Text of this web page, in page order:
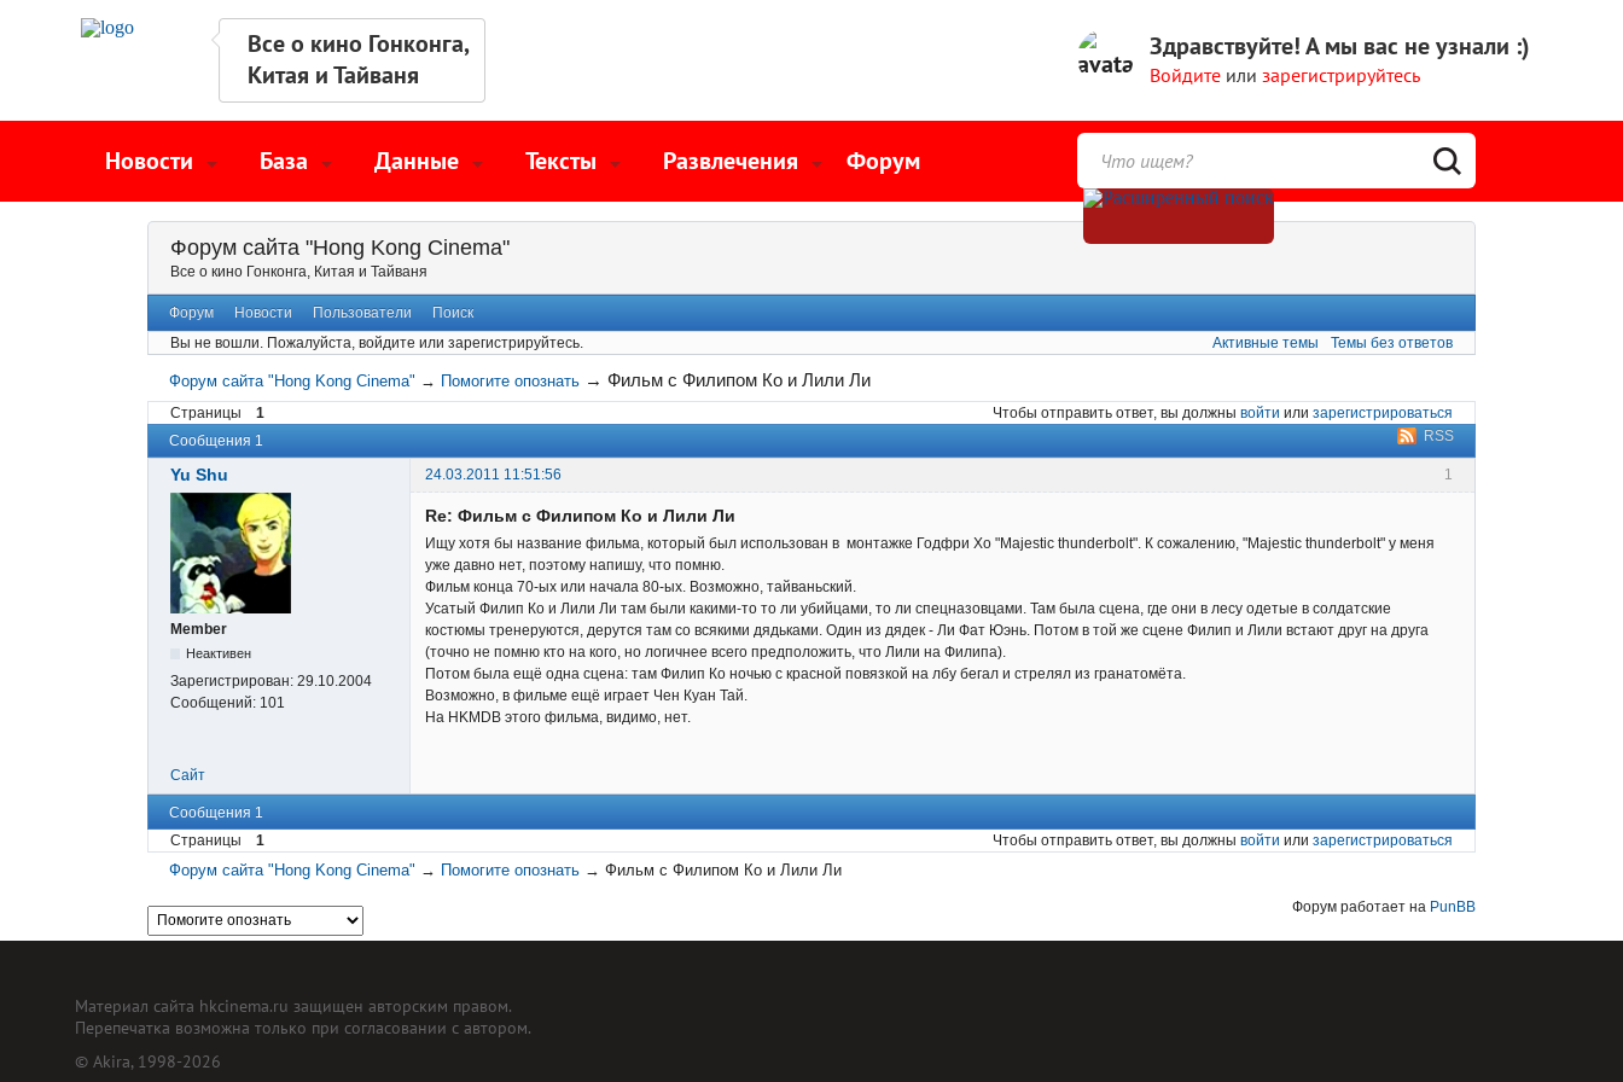
Все о кино Гонконга,
Китая и Тайваня
Здравствуйте!А мы вас не узнали :)
Войдите или зарегистрируйтесь
Новости База Данные Тексты Развлечения Форум
Форум сайта "Hong Kong Cinema"
Все о кино Гонконга, Китая и Тайваня
Форум Новости Пользователи
Поиск
Вы не вошли. Пожалуйста, войдите или зарегистрируйтесь. Активные темы Темы без ответов
Форум сайта "Hong Kong Cinema" → Помогите опознать →Фильм с Филипом Ко и Лили Ли
Страницы 1 Чтобы отправить ответ, вы должны войти или зарегистрироваться
RSS
Сообщения 1
1
Yu Shu 24.03.2011 11:51:56
Member
Неактивен
Зарегистрирован: 29.10.2004
Сообщений: 101
Re: Фильм с Филипом Ко и Лили Ли
Ищу хотя бы название фильма, который был использован в монтажке Годфри Хо "Majestic thunderbolt". К сожалению, "Majestic thunderbolt" у меня
уже давно нет, поэтому напишу, что помню.
Фильм конца 70-ых или начала 80-ых. Возможно, тайваньский.
Усатый Филип Ко и Лили Ли там были какими-то то ли убийцами, то ли спецназовцами. Там была сцена, где они в лесу одетые в солдатские
костюмы тренеруются, дерутся там со всякими дядьками. Один из дядек - Ли Фат Юэнь. Потом в той же сцене Филип и Лили встают друг на друга
(точно не помню кто на кого, но логичнее всего предположить, что Лили на Филипа).
Потом была ещё одна сцена: там Филип Ко ночью с красной повязкой на лбу бегал и стрелял из гранатомёта.
Возможно, в фильме ещё играет Чен Куан Тай.
На HKMDB этого фильма, видимо, нет.
Сайт
Сообщения 1
Страницы
1 Чтобы отправить ответ, вы должны войти или зарегистрироваться
Форум сайта "Hong Kong Cinema" → Помогите опознать →Фильм с Филипом Ко и Лили Ли
Форум работает на PunBB
Материал сайта hkcinema.ru защищен авторским правом.
Перепечатка возможна только при согласовании с автором.
© Akira, 1998-2026